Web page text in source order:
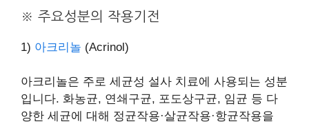
※ 주요성분의 작용기전
1) 아크리놀 (Acrinol)
아크리놀은 주로 세균성 설사 치료에 사용되는 성분
입니다. 화농균, 연쇄구균, 포도상구균, 임균 등 다
양한 세균에 대해 정균작용·살균작용·항균작용을